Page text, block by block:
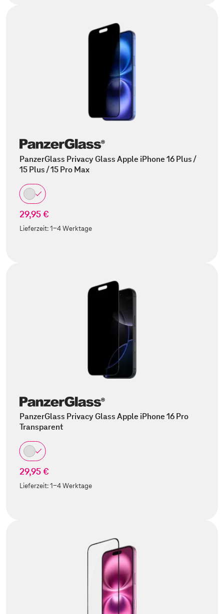
PanzerGlass Privacy Glass Apple iPhone 16 Plus /
15 Plus / 15 Pro Max
29,95 €
Lieferzeit:1-4 Werktage
PanzerGlass Privacy Glass Apple iPhone 16 Pro
Transparent
29,95 €
Lieferzeit:1-4 Werktage